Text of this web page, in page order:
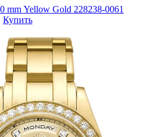
mm Yellow Gold 228238-0061
Купить